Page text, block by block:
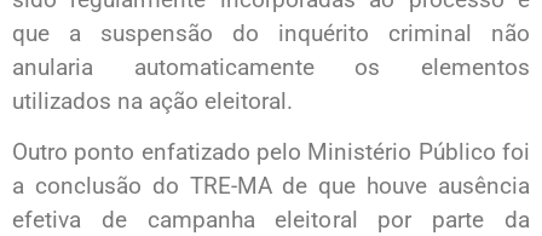
que a suspensão do inquérito criminal não
anularia automaticamente os elementos
utilizados na ação eleitoral.
Outro ponto enfatizado pelo Ministério Público foi
a conclusão do TRE-MA de que houve ausência
efetiva de campanha eleitoral por parte da